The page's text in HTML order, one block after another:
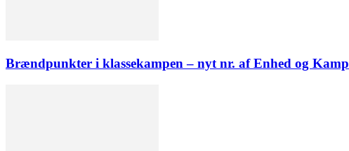
Brændpunkter i klassekampen – nyt nr. af Enhed og Kamp